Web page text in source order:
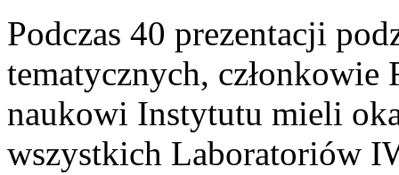
Podczas 40 prezentacji
tematycznych,
naukowi Instytutu mieli
wszystkich Laboratoriów